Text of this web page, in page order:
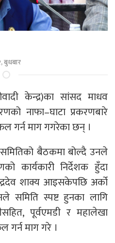
बुधबार
केन्द्र)का सांसद माधव
नाफा–घाटा प्रकरणबारे
गर्न माग गगरेका छन् ।
समितिको बैठकमा बोल्दै उनले
कार्यकारी निर्देशक हुँदा
शाक्य आइसकेपछि अर्को
समिति स्पष्ट हुनका लागि
पूर्वएमडी र महालेखा
गर्न माग गरे ।